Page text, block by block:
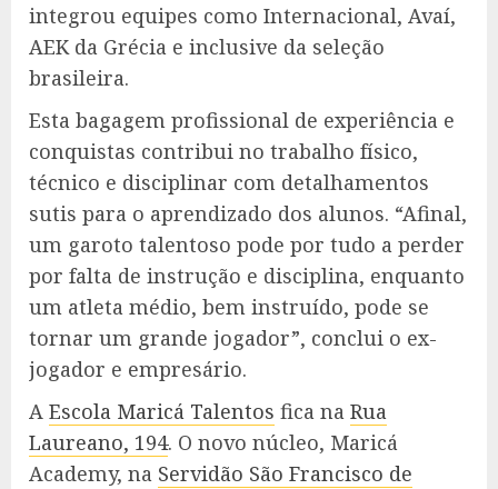
integrou equipes como Internacional, Avaí,
AEK da Grécia e inclusive da seleção
brasileira.
Esta bagagem profissional de experiência e
conquistas contribui no trabalho físico,
técnico e disciplinar com detalhamentos
sutis para o aprendizado dos alunos. “Afinal,
um garoto talentoso pode por tudo a perder
por falta de instrução e disciplina, enquanto
um atleta médio, bem instruído, pode se
tornar um grande jogador”, conclui o ex-
jogador e empresário.
A Escola Maricá Talentos fica na Rua
Laureano, 194. O novo núcleo, Maricá
Academy, na Servidão São Francisco de